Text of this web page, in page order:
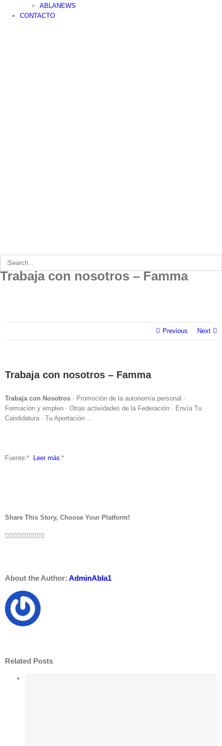
ABLANEWS
CONTACTO
Search
for:
Trabaja con nosotros – Famma
Previous Next
Trabaja con nosotros – Famma
Trabaja con Nosotros · Promoción de la autonomía personal ·
Formación y empleo · Otras actividades de la Federación · Envía Tu
Candidatura · Tu Aportación …
Fuente:* ​ Leer más *
Share This Story, Choose Your Platform!
Facebook
Twitter
LinkedIn
Reddit
WhatsApp
Tumblr
Pinterest
VkXing
About the Author: AdminAbla1
Related Posts